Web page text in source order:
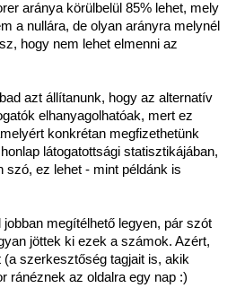
aránya körülbelül 85% lehet, mely
a nullára, de olyan arányra melynél
hogy nem lehet elmenni az
azt állítanunk, hogy az alternatív
elhanyagolhatóak, mert ez
konkrétan megfizethetünk
látogatottsági statisztikájában,
szó, ez lehet - mint példánk is
megítélhető legyen, pár szót
jöttek ki ezek a számok. Azért,
(a szerkesztőség tagjait is, akik
ránéznek az oldalra egy nap :)